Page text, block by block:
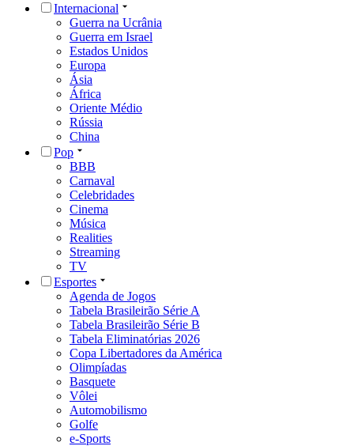
Internacional
Guerra na Ucrânia
Guerra em Israel
Estados Unidos
Europa
Ásia
África
Oriente Médio
Rússia
China
Pop
BBB
Carnaval
Celebridades
Cinema
Música
Realities
Streaming
TV
Esportes
Agenda de Jogos
Tabela Brasileirão Série A
Tabela Brasileirão Série B
Tabela Eliminatórias 2026
Copa Libertadores da América
Olimpíadas
Basquete
Vôlei
Automobilismo
Golfe
e-Sports